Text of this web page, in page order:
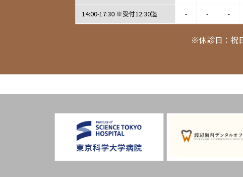
14:00-17:30 ※受付12:30迄 - - -
※休診日：